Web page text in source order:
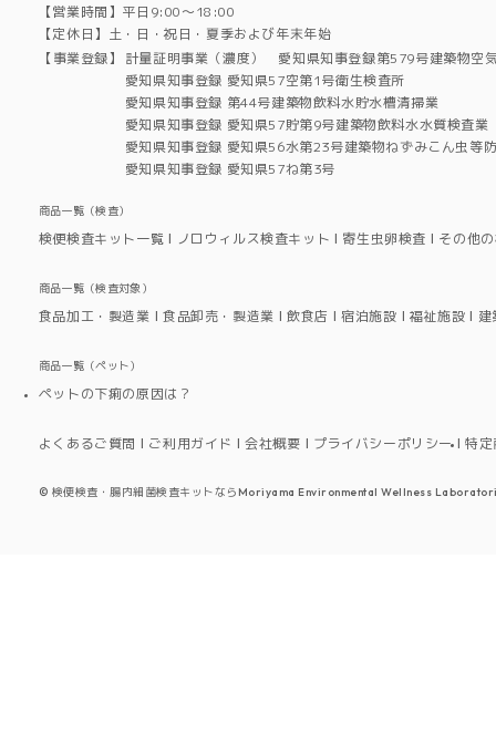
【営業時間】平日9:00～18:00
【定休日】土・日・祝日・夏季および年末年始
【事業登録】
計量証明事業（濃度） 愛知県知事登録第579号建築物空
愛知県知事登録 愛知県57空第1号衛生検査所
愛知県知事登録 第44号建築物飲料水貯水槽清掃業
愛知県知事登録 愛知県57貯第9号建築物飲料水水質検査業
愛知県知事登録 愛知県56水第23号建築物ねずみこん虫等
愛知県知事登録 愛知県57ね第3号
商品一覧（検査）
検便検査キット一覧 ノロウィルス検査キット 寄生虫卵検査 その他
商品一覧（検査対象）
食品加工・製造業 食品卸売・製造業 飲食店 宿泊施設 福祉施設
商品一覧（ペット）
ペットの下痢の原因は？
よくあるご質問 ご利用ガイド 会社概要 プライバシーポリシー 特
© 検便検査・腸内細菌検査キットならMoriyama Environmental Wellness